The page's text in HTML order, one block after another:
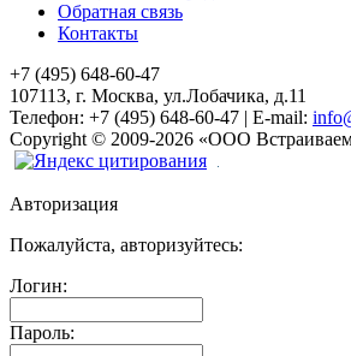
Обратная связь
Контакты
+7 (495) 648-60-47
107113, г. Москва, ул.Лобачика, д.11
Телефон: +7 (495) 648-60-47 | E-mail:
Copyright © 2009-2026 «ООО
Авторизация
Пожалуйста, авторизуйтесь:
Логин:
Пароль: